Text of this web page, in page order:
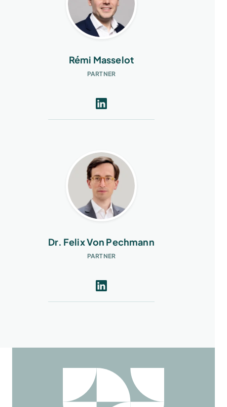
Rémi Masselot
PARTNER
Dr. Felix Von Pechmann
PARTNER